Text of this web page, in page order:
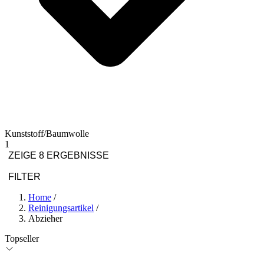
Kunststoff/Baumwolle
1
ZEIGE 8 ERGEBNISSE
FILTER
Home /
Reinigungsartikel /
Abzieher
Topseller